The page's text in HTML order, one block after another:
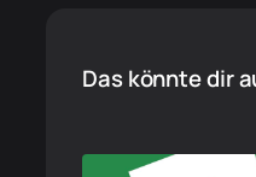
Das könnte dir